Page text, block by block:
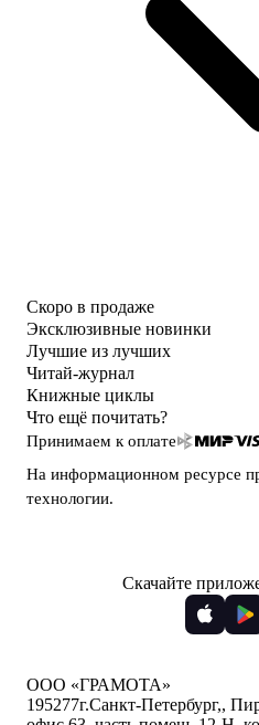
Скоро в продаже
Эксклюзивные новинки
Лучшие из лучших
Читай-журнал
Книжные циклы
Что ещё почитать?
Принимаем к оплате
На информационном ресурсе
технологии.
Скачайте
ООО «ГРАМОТА»
195277г.Санкт-Петербург,,